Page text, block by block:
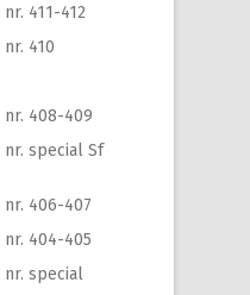
411-412
410
408-409
special Sf
406-407
404-405
special